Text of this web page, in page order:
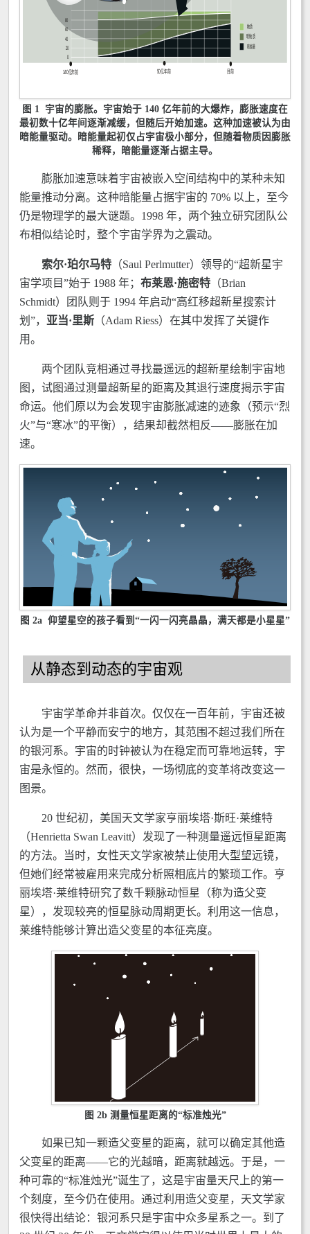
图 1 宇宙的膨胀。宇宙始于 140 亿年前的大爆炸，膨胀速度在
最初数十亿年间逐渐减缓，但随后开始加速。这种加速被认为由
暗能量驱动。暗能量起初仅占宇宙极小部分，但随着物质因膨胀
稀释，暗能量逐渐占据主导。
膨胀加速意味着宇宙被嵌入空间结构中的某种未知
能量推动分离。这种暗能量占据宇宙的 70% 以上，至今
仍是物理学的最大谜题。1998 年，两个独立研究团队公
布相似结论时，整个宇宙学界为之震动。
索尔·珀尔马特 （Saul Perlmutter）领导的“超新星宇
宙学项目”始于 1988 年； 布莱恩·施密特 （Brian
Schmidt）团队则于 1994 年启动“高红移超新星搜索计
划”， 亚当·里斯 （Adam Riess）在其中发挥了关键作
用。
两个团队竞相通过寻找最遥远的超新星绘制宇宙地
图，试图通过测量超新星的距离及其退行速度揭示宇宙
命运。他们原以为会发现宇宙膨胀减速的迹象（预示“烈
火”与“寒冰”的平衡），结果却截然相反——膨胀在加
速。
图 2a 仰望星空的孩子看到“一闪一闪亮晶晶，满天都是小星星”
从静态到动态的宇宙观
宇宙学革命并非首次。仅仅在一百年前，宇宙还被
认为是一个平静而安宁的地方，其范围不超过我们所在
的银河系。宇宙的时钟被认为在稳定而可靠地运转，宇
宙是永恒的。然而，很快，一场彻底的变革将改变这一
图景。
20 世纪初，美国天文学家亨丽埃塔·斯旺·莱维特
（Henrietta Swan Leavitt）发现了一种测量遥远恒星距离
的方法。当时，女性天文学家被禁止使用大型望远镜，
但她们经常被雇用来完成分析照相底片的繁琐工作。亨
丽埃塔·莱维特研究了数千颗脉动恒星（称为造父变
星），发现较亮的恒星脉动周期更长。利用这一信息，
莱维特能够计算出造父变星的本征亮度。
图 2b 测量恒星距离的“标准烛光”
如果已知一颗造父变星的距离，就可以确定其他造
父变星的距离——它的光越暗，距离就越远。于是，一
种可靠的“标准烛光”诞生了，这是宇宙量天尺上的第一
个刻度，至今仍在使用。通过利用造父变星，天文学家
很快得出结论：银河系只是宇宙中众多星系之一。到了